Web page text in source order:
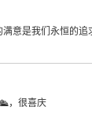
意是我们永恒的
，很喜庆